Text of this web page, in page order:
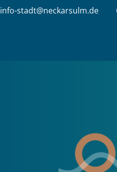
info-stadt@neckarsulm.de